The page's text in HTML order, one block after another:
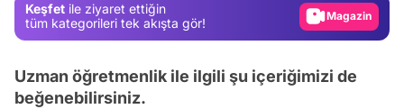
Keşfet ile ziyaret ettiğin
tüm kategorileri tek akışta gör!
Magazin
Test
Uzman öğretmenlik ile ilgili şu içeriğimizi de
beğenebilirsiniz.